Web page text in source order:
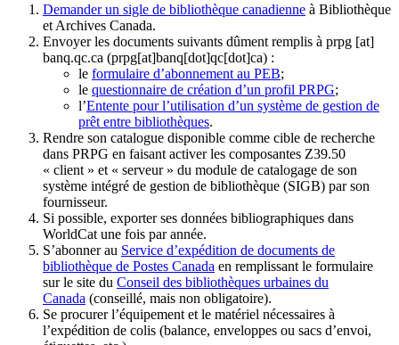
Demander un sigle de bibliothèque canadienne à Bibliothèque
et Archives Canada.
Envoyer les documents suivants dûment remplis à prpg [at]
banq.qc.ca (prpg[at]banq[dot]qc[dot]ca) :
le formulaire d’abonnement au PEB;
le questionnaire de création d’un profil PRPG;
l’Entente pour l’utilisation d’un système de gestion de
prêt entre bibliothèques.
Rendre son catalogue disponible comme cible de recherche
dans PRPG en faisant activer les composantes Z39.50
« client » et « serveur » du module de catalogage de son
système intégré de gestion de bibliothèque (SIGB) par son
fournisseur.
Si possible, exporter ses données bibliographiques dans
WorldCat une fois par année.
S’abonner au Service d’expédition de documents de
bibliothèque de Postes Canada en remplissant le formulaire
sur le site du Conseil des bibliothèques urbaines du
Canada (conseillé, mais non obligatoire).
Se procurer l’équipement et le matériel nécessaires à
l’expédition de colis (balance, enveloppes ou sacs d’envoi,